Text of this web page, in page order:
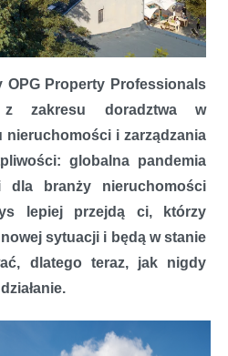
OPG Property Professionals
z zakresu doradztwa w
nieruchomości i zarządzania
globalna pandemia
dla branży nieruchomości
lepiej przejdą ci, którzy
sytuacji i będą w stanie
dlatego teraz, jak nigdy